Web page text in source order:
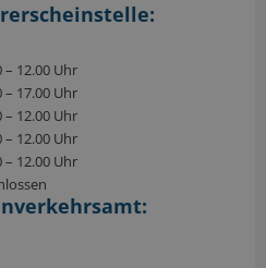
– 12.00 Uhr
– 17.00 Uhr
– 12.00 Uhr
– 12.00 Uhr
– 12.00 Uhr